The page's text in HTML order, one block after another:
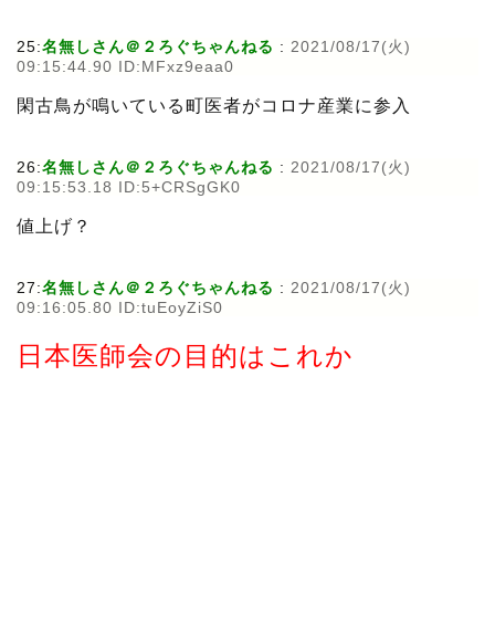
25:名無しさん＠２ろぐちゃんねる : 2021/08/17(火)
09:15:44.90 ID:MFxz9eaa0
閑古鳥が鳴いている町医者がコロナ産業に参入
26:名無しさん＠２ろぐちゃんねる : 2021/08/17(火)
09:15:53.18 ID:5+CRSgGK0
値上げ？
27:名無しさん＠２ろぐちゃんねる : 2021/08/17(火)
09:16:05.80 ID:tuEoyZiS0
日本医師会の目的はこれか